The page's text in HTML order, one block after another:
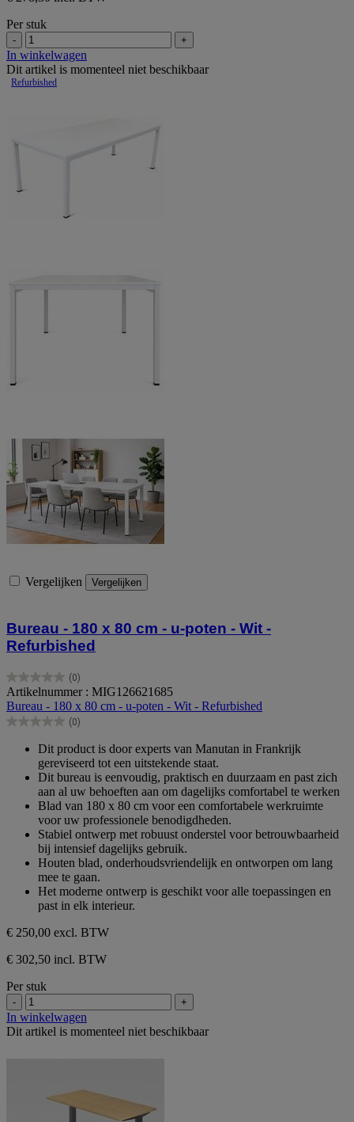
Per stuk
- +
In winkelwagen
Dit artikel is momenteel niet beschikbaar
Vergelijken Vergelijken
Bureau - 180 x 80 cm - u-poten - Wit -
Refurbished
(0)
0.0
van
de
5
Artikelnummer : MIG126621685
Bureau - 180 x 80 cm - u-poten - Wit - Refurbished
(0)
0.0
sterren.
Dit product is door experts van Manutan in Frankrijk
gereviseerd tot een uitstekende staat.
Dit bureau is eenvoudig, praktisch en duurzaam en past zich
aan al uw behoeften aan om dagelijks comfortabel te werken
Blad van 180 x 80 cm voor een comfortabele werkruimte
voor uw professionele benodigdheden.
Stabiel ontwerp met robuust onderstel voor betrouwbaarheid
bij intensief dagelijks gebruik.
Houten blad, onderhoudsvriendelijk en ontworpen om lang
mee te gaan.
Het moderne ontwerp is geschikt voor alle toepassingen en
past in elk interieur.
€ 250,00 excl. BTW
€ 302,50 incl. BTW
Per stuk
- +
In winkelwagen
Dit artikel is momenteel niet beschikbaar